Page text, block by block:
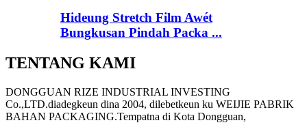
Hideung Stretch Film Awét
Bungkusan Pindah Packa ...
TENTANG KAMI
DONGGUAN RIZE INDUSTRIAL INVESTING
Co.,LTD.diadegkeun dina 2004, dilebetkeun ku WEIJIE PABRIK
BAHAN PACKAGING.Tempatna di Kota Dongguan,